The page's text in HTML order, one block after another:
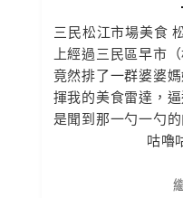
三民松江市場美食
上經過三民區早市
竟然排了一群婆婆
揮我的美食雷達，
是聞到那一勺一勺
咕嚕